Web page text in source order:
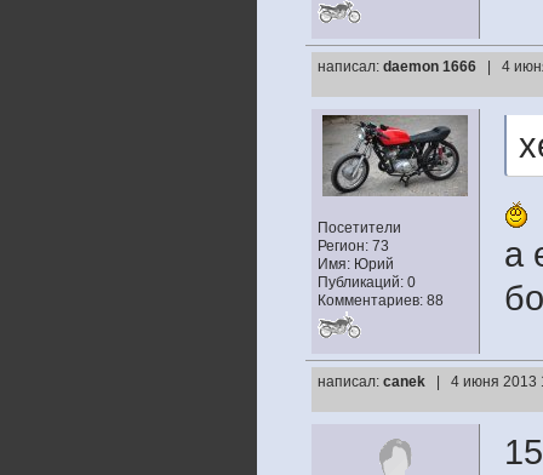
написал: daemon 1666 | 4
Посетители
Регион: 73
Имя: Юрий
Публикаций: 0
Комментариев: 88
а
написал: canek | 4 июня